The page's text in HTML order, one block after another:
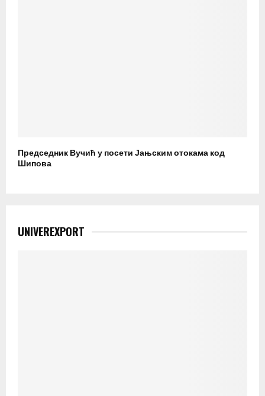
Председник Вучић у посети Јањским отокама код
Шипова
UNIVEREXPORT